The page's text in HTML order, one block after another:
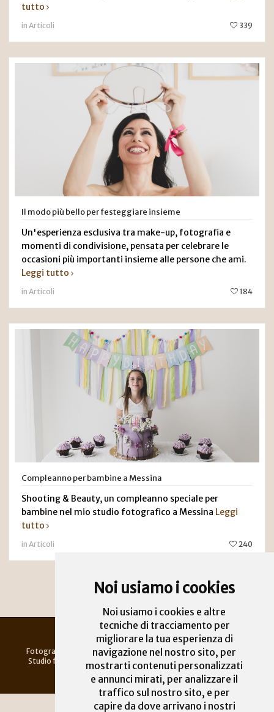
Noi usiamo i cookies
Noi usiamo i cookies e altre
tecniche di tracciamento per
migliorare la tua esperienza di
navigazione nel nostro sito, per
mostrarti contenuti personalizzati
e annunci mirati, per analizzare il
traffico sul nostro sito, e per
capire da dove arrivano i nostri
tutto
in Articoli 339
Il modo più bello per festeggiare insieme
Un'esperienza esclusiva tra make-up, fotografia e
momenti di condivisione, pensata per celebrare le
occasioni più importanti insieme alle persone che ami.
Leggi tutto
in Articoli 184
Compleanno per bambine a Messina
Shooting & Beauty, un compleanno speciale per
bambine nel mio studio fotografico a Messina Leggi
tutto
in Articoli 240
Chiara Oliva | Fotografo a Messina
Fotografa di gravidanza, neonati, bambini, famiglie, battesimo
Studio fotografico a Messina | Si riceve solo su appuntamento
Partita Iva 03548140833